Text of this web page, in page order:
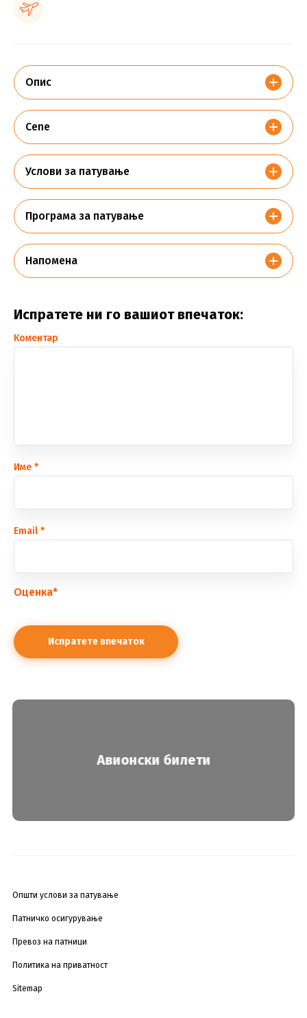
Опис
Cene
Услови за патување
Програма за патување
Напомена
Испратете ни го вашиот впечаток:
Коментар
Име *
Еmail *
Оценка*
Авионски билети
Општи услови за патување
Патничко осигурување
Превоз на патници
Политика на приватност
Sitemap